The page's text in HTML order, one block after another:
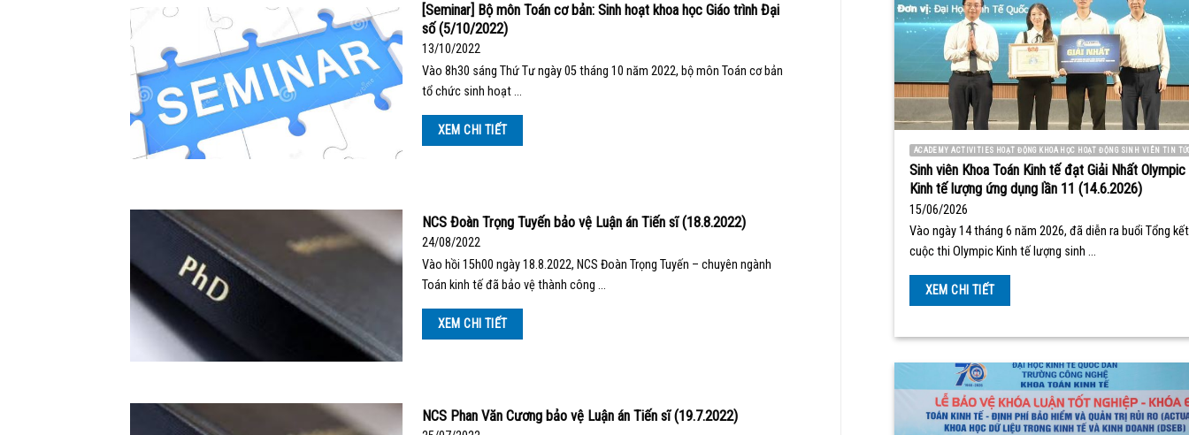
[Seminar] Bộ môn Toán cơ bản: Sinh hoạt khoa học Giáo trình Đại
số (5/10/2022)
13/10/2022
Vào 8h30 sáng Thứ Tư ngày 05 tháng 10 năm 2022, bộ môn Toán cơ bản
tổ chức sinh hoạt …
XEM CHI TIẾT
NCS Đoàn Trọng Tuyến bảo vệ Luận án Tiến sĩ (18.8.2022)
24/08/2022
Vào hồi 15h00 ngày 18.8.2022, NCS Đoàn Trọng Tuyến – chuyên ngành
Toán kinh tế đã bảo vệ thành công …
XEM CHI TIẾT
NCS Phan Văn Cương bảo vệ Luận án Tiến sĩ (19.7.2022)
ACADEMY ACTIVITIES HOẠT ĐỘNG KHOA HỌC HOẠT ĐỘNG SINH VIÊN TIN
Sinh viên Khoa Toán Kinh tế đạt Giải Nhất Olympic
Kinh tế lượng ứng dụng lần 11 (14.6.2026)
15/06/2026
Vào ngày 14 tháng 6 năm 2026, đã diễn ra buổi Tổng kết
cuộc thi Olympic Kinh tế lượng sinh …
XEM CHI TIẾT